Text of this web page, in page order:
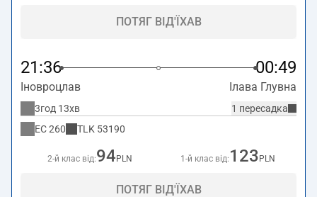
ПОТЯГ ВІД'ЇХАВ
21:36 00:49
Іновроцлав Ілава Глувна
1 пересадка
3год 13хв
EC260 TLK 53190
2-й клас від:94 PLN 1-й клас від: 123 PLN
ПОТЯГ ВІД'ЇХАВ